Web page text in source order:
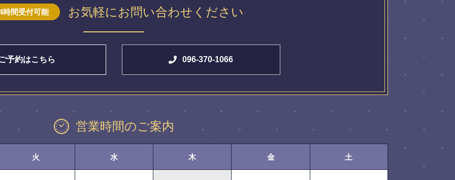
時間受付可能 お気軽にお問い合わせください
予約はこちら 096-370-1066
営業時間のご案内
火 水 木 金 土